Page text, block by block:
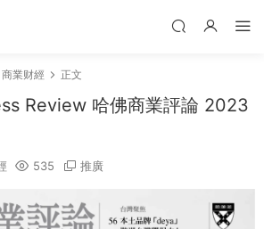
商業财經 正文
Review 哈佛商業評論 2023
535 推廣